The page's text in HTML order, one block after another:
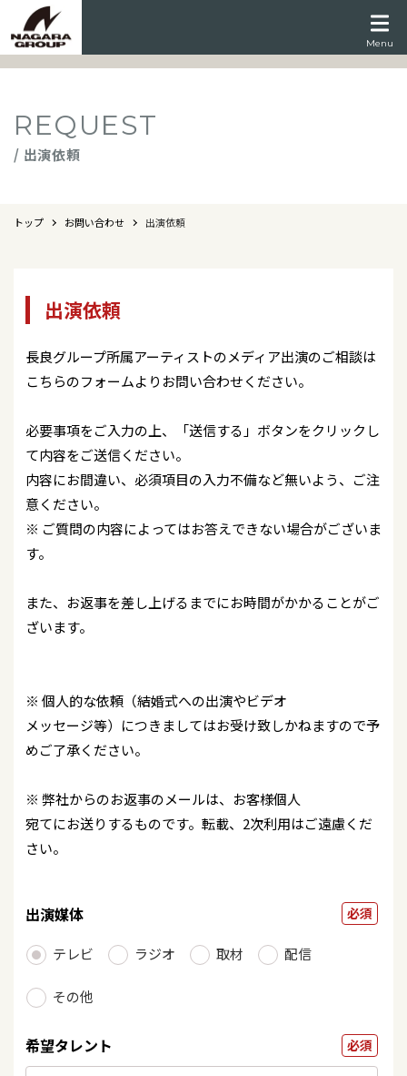
Menu
REQUEST
/ 出演依頼
トップ お問い合わせ 出演依頼
出演依頼
長良グループ所属アーティストのメディア出演のご相談は
こちらのフォームよりお問い合わせください。
必要事項をご入力の上、「送信する」ボタンをクリックし
て内容をご送信ください。
内容にお間違い、必須項目の入力不備など無いよう、ご注
意ください。
※ ご質問の内容によってはお答えできない場合がございま
す。
また、お返事を差し上げるまでにお時間がかかることがご
ざいます。
※ 個人的な依頼（結婚式への出演やビデオ
メッセージ等）につきましてはお受け致しかねますので予
めご了承ください。
※ 弊社からのお返事のメールは、お客様個人
宛てにお送りするものです。転載、2次利用はご遠慮くだ
さい。
出演媒体 必須
テレビ ラジオ 取材 配信
その他
希望タレント 必須